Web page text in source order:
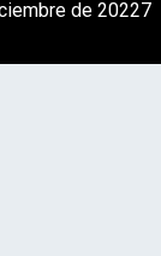
de 20227